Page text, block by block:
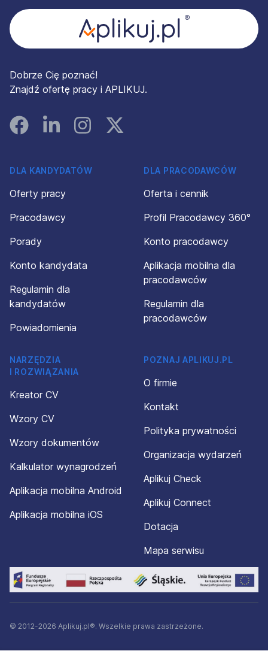
Dobrze Cię poznać!
Znajdź ofertę pracy i APLIKUJ.
FacebookLinked InInstagramInstagram
DLA KANDYDATÓW
Oferty pracy
Pracodawcy
Porady
Konto kandydata
Regulamin dla
kandydatów
Powiadomienia
DLA PRACODAWCÓW
Oferta i cennik
Profil Pracodawcy 360°
Konto pracodawcy
Aplikacja mobilna dla
pracodawców
Regulamin dla
pracodawców
NARZĘDZIA
I ROZWIĄZANIA
Kreator CV
Wzory CV
Wzory dokumentów
Kalkulator wynagrodzeń
Aplikacja mobilna Android
Aplikacja mobilna iOS
POZNAJ APLIKUJ.PL
O firmie
Kontakt
Polityka prywatności
Organizacja wydarzeń
Aplikuj Check
Aplikuj Connect
Dotacja
Mapa serwisu
© 2012-2026 Aplikuj.pl®. Wszelkie prawa zastrzeżone.